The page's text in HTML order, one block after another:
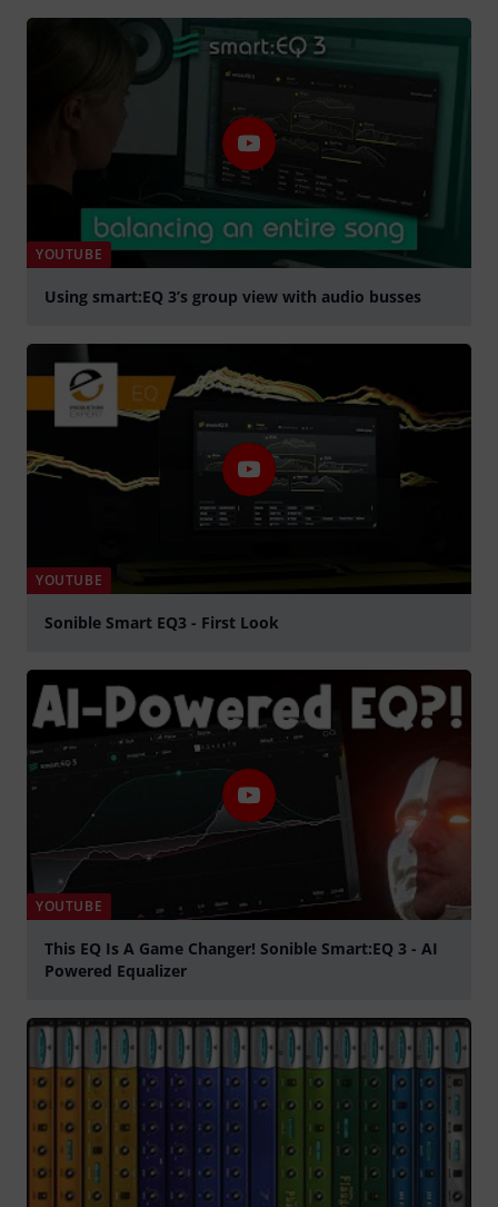
YOUTUBE
Using smart:EQ 3’s group view with audio busses
YOUTUBE
Sonible Smart EQ3 - First Look
YOUTUBE
This EQ Is A Game Changer! Sonible Smart:EQ 3 - AI
Powered Equalizer